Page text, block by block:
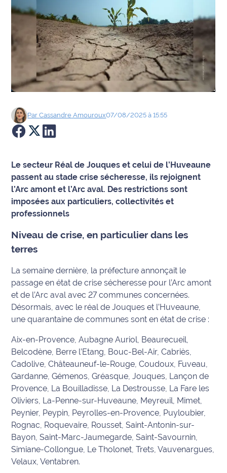
Agenda
Faits
divers
Sports
Société
Culture
Éducation
Emploi
Environnement
Info
route
Justice
Loisirs
Météo
Politique
Santé
Social
Transport
National
International
ParCassandre Amouroux07/08/2025 à 15:55
Le secteur Réal de Jouques et celui de l’Huveaune
passent au stade crise sécheresse, ils rejoignent
l’Arc amont et l’Arc aval. Des restrictions sont
imposées aux particuliers, collectivités et
professionnels
Niveau de crise, en particulier dans les
terres
La semaine dernière, la préfecture annonçait le
passage en état de crise sécheresse pour l’Arc amont
et de l’Arc aval avec 27 communes concernées.
Désormais, avec le réal de Jouques et l’Huveaune,
une quarantaine de communes sont en état de crise :
Aix-en-Provence, Aubagne Auriol, Beaurecueil,
Belcodène, Berre l’Etang, Bouc-Bel-Air, Cabriès,
Cadolive, Châteauneuf-le-Rouge, Coudoux, Fuveau,
Gardanne, Gémenos, Gréasque, Jouques, Lançon de
Provence, La Bouilladisse, La Destrousse, La Fare les
Oliviers, La-Penne-sur-Huveaune, Meyreuil, Mimet,
Peynier, Peypin, Peyrolles-en-Provence, Puyloubier,
Rognac, Roquevaire, Rousset, Saint-Antonin-sur-
Bayon, Saint-Marc-Jaumegarde, Saint-Savournin,
Simiane-Collongue, Le Tholonet, Trets, Vauvenargues,
Velaux, Ventabren.